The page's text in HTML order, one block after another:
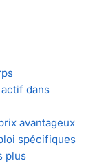
dans
avantageux
spécifiques
plus